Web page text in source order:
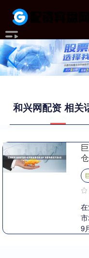
和兴网配资 相关
9